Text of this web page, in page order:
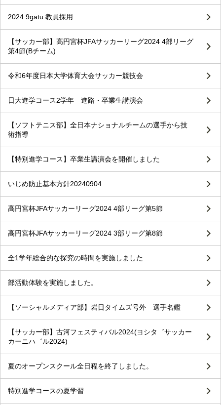
2024 9gatu 教員採用
【サッカー部】高円宮杯JFAサッカーリーグ2024 4部リーグ
第4節(Bチーム)
令和6年度日本大学体育大会サッカー競技会
日大進学コース2学年 進路・卒業生講演会
【ソフトテニス部】全日本ナショナルチームの選手から技
術指導
【特別進学コース】卒業生講演会を開催しました
いじめ防止基本方針20240904
高円宮杯JFAサッカーリーグ2024 4部リーグ第5節
高円宮杯JFAサッカーリーグ2024 3部リーグ第8節
全1学年総合的な探究の時間を実施しました
部活動体験を実施しました。
【ソーシャルメディア部】岩日タイムズ号外 選手名鑑
【サッカー部】古河フェスティバル2024(ヨシタ゛サッカー
カーニハ゛ル2024)
夏のオープンスクール全日程を終了しました。
特別進学コースの夏学習